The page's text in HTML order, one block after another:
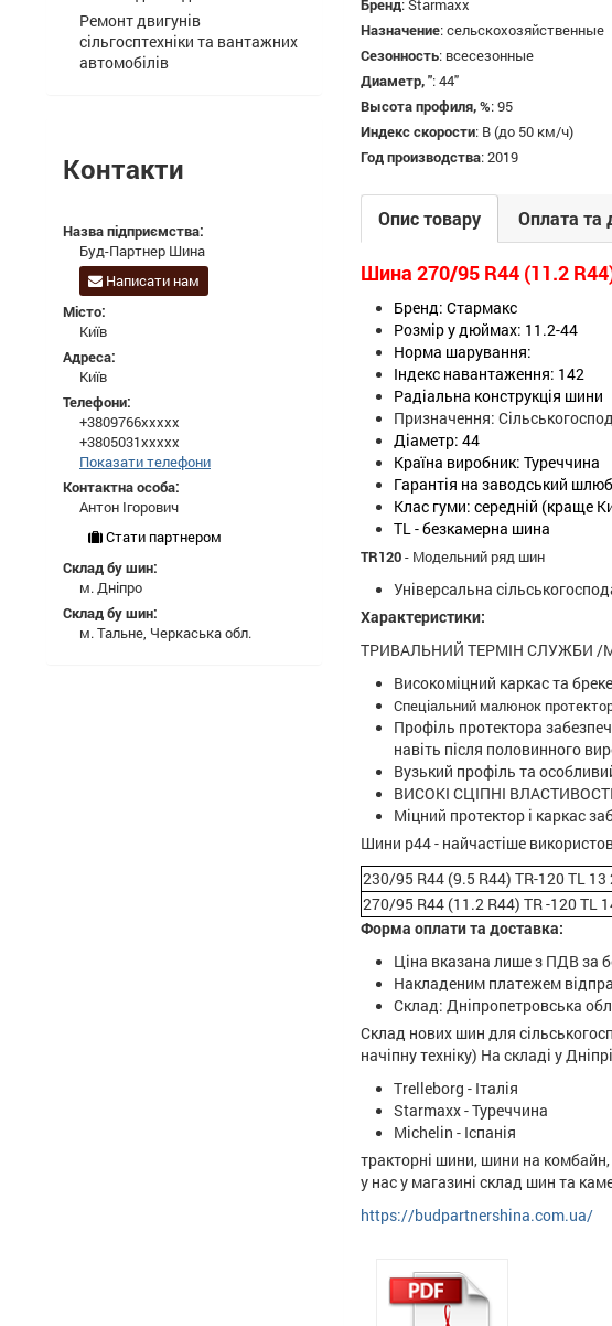
Бренд:Starmaxx
Назначение:сельскохозяйственные
Сезонность: всесезонные
Диаметр, ":44"
Высота профиля, %:95
Индекс скорости: B (до 50 км/ч)
Год производства:2019
Опис товару Оплата та
Шина 270/95 R44 (11.2
Бренд: Стармакс
Розмір у дюймах: 11.2-44
Норма шарування:
Індекс навантаження: 142
Радіальна конструкція шини
Призначення:
Діаметр: 44
Країна виробник: Туреччина
Гарантія на заводський
Клас гуми: середній (краще
TL - безкамерна шина
TR120- Модельний ряд шин
Універсальна
Характеристики:
ТРИВАЛЬНИЙ ТЕРМІН СЛУЖБИ /
Високоміцний каркас та
Спеціальний малюнок
Профіль протектора
навіть після половинного
Вузький профіль та
ВИСОКІ СЦІПНІ
Міцний протектор і каркас
Шини р44 - найчастіше
230/95 R44 (9.5 R44) TR-120 TL
270/95 R44 (11.2 R44) TR -120 TL
Форма оплати та доставка:
Ціна вказана лише з ПДВ за
Накладеним платежем
Склад: Дніпропетровська
Склад нових шин для
начіпну техніку) На складі у
Trelleborg - Італія
Starmaxx - Туреччина
Michelin - Іспанія
тракторні шини, шини на
у нас у магазині склад шин та
https://budpartnershina.com.ua/
Ремонт двигунів
сільгосптехніки та вантажних
автомобілів
Контакти
Назва підприємства:
Буд-Партнер Шина
Написати нам
Місто:
Київ
Адреса:
Київ
Телефони:
+3809766xxxxx
+3805031xxxxx
Показати телефони
Контактна особа:
Антон Ігорович
Стати партнером
Склад бу шин:
м. Дніпро
Склад бу шин:
м. Тальне, Черкаська обл.